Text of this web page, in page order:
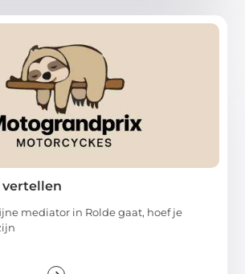
vertellen
mediator in Rolde gaat, hoef je